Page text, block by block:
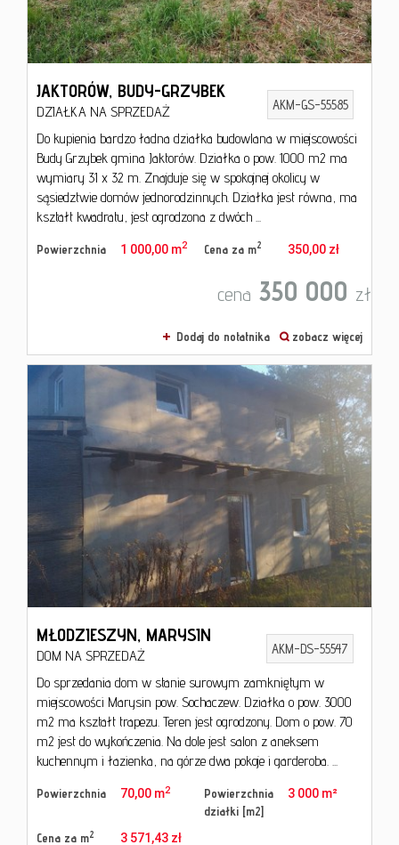
JAKTORÓW, BUDY-GRZYBEK
DZIAŁKA NA SPRZEDAŻ AKM-GS-55585
Do kupienia bardzo ładna działka budowlana w miejscowości
Budy Grzybek gmina Jaktorów. Działka o pow. 1000 m2 ma
wymiary 31 x 32 m. Znajduje się w spokojnej okolicy w
sąsiedztwie domów jednorodzinnych. Działka jest równa, ma
kształt kwadratu, jest ogrodzona z dwóch ...
Powierzchnia 1 000,00 m2 Cena za m2 350,00 zł
cena 350 000 zł
Dodaj do notatnika zobacz więcej
MŁODZIESZYN, MARYSIN
DOM NA SPRZEDAŻ AKM-DS-55547
Do sprzedania dom w stanie surowym zamkniętym w
miejscowości Marysin pow. Sochaczew. Działka o pow. 3000
m2 ma kształt trapezu. Teren jest ogrodzony. Dom o pow. 70
m2 jest do wykończenia. Na dole jest salon z aneksem
kuchennym i łazienka, na górze dwa pokoje i garderoba. ...
Powierzchnia 70,00 m2
Powierzchnia
działki [m2]
3 000 m²
Cena za m2 3 571,43 zł